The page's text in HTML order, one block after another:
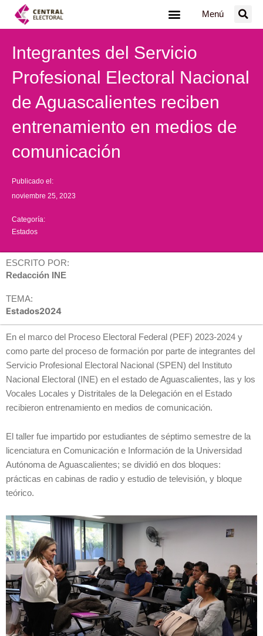
Menú
Integrantes del Servicio
Profesional Electoral Nacional
de Aguascalientes reciben
entrenamiento en medios de
comunicación
Publicado el:
noviembre 25, 2023
Categoría:
Estados
ESCRITO POR:
Redacción INE
TEMA:
Estados2024
En el marco del Proceso Electoral Federal (PEF) 2023-2024 y
como parte del proceso de formación por parte de integrantes del
Servicio Profesional Electoral Nacional (SPEN) del Instituto
Nacional Electoral (INE) en el estado de Aguascalientes, las y los
Vocales Locales y Distritales de la Delegación en el Estado
recibieron entrenamiento en medios de comunicación.
El taller fue impartido por estudiantes de séptimo semestre de la
licenciatura en Comunicación e Información de la Universidad
Autónoma de Aguascalientes; se dividió en dos bloques:
prácticas en cabinas de radio y estudio de televisión, y bloque
teórico.